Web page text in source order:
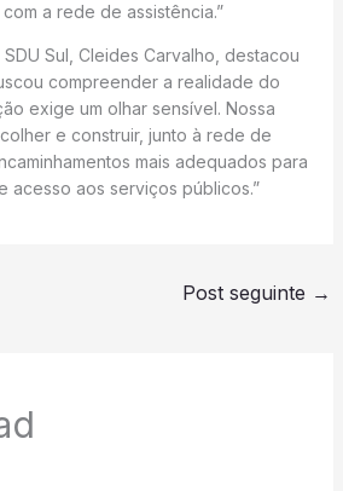
a rede de assistência.”
Sul, Cleides Carvalho, destacou
compreender a realidade do
exige um olhar sensível. Nossa
e construir, junto à rede de
mais adequados para
acesso aos serviços públicos.”
Post seguinte →